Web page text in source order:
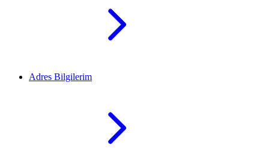
Adres Bilgilerim